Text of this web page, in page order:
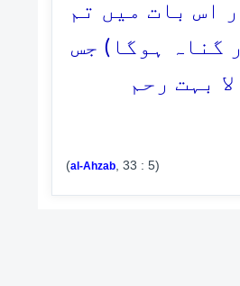
اس بات میں تم
گناہ ہوگا) جس
بہت رحم
(al-Ahzab, 33 : 5)